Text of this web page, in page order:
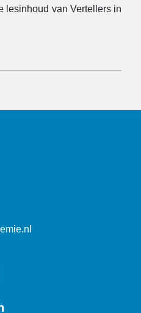
lesinhoud van Vertellers in